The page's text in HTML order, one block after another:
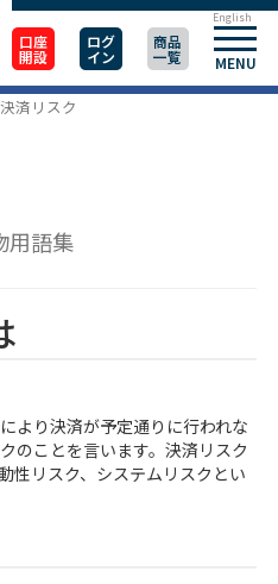
口座
開設
ログ
イン
商品
一覧 MENU
English
決済リスク
用語集
より決済が予定通りに行われな
のことを言います。決済リスク
性リスク、システムリスクとい